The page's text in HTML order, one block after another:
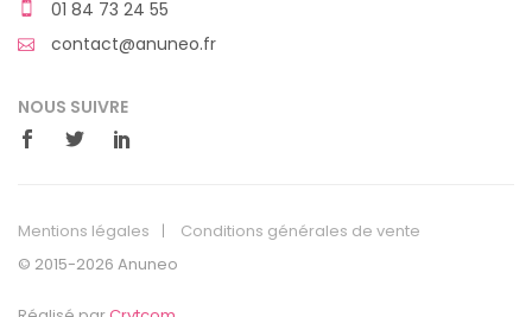
01 84 73 24 55
contact@anuneo.fr
NOUS SUIVRE
Mentions légales
Conditions générales de vente
© 2015-2026 Anuneo